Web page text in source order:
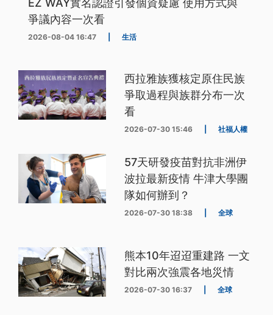
EZ WAY實名認證引發個資疑慮 使用方式與
爭議內容一次看
2026-08-04 16:47 生活
西拉雅族獲核定原住民族
爭取過程與族群分布一次
看
2026-07-30 15:46 社福人權
57天研發疫苗對抗非洲伊
波拉最新疫情 牛津大學團
隊如何辦到？
2026-07-30 18:38 全球
熊本10年迢迢重建路 一文
對比兩次強震各地災情
2026-07-30 16:37 全球